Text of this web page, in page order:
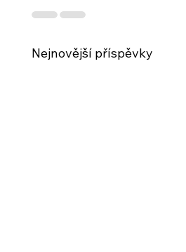
Nejnovější příspěvky